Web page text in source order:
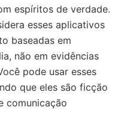
espíritos de verdade.
esses aplicativos
baseadas em
não em evidências
pode usar esses
que eles são ficção
comunicação